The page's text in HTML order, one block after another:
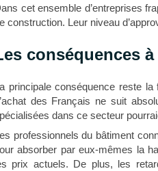
cet ensemble d’entreprises
construction. Leur niveau
conséquences
principale conséquence reste
des Français ne suit
dans ce secteur
professionnels du bâtiment
absorber par eux-mêmes la
prix actuels. De plus, les